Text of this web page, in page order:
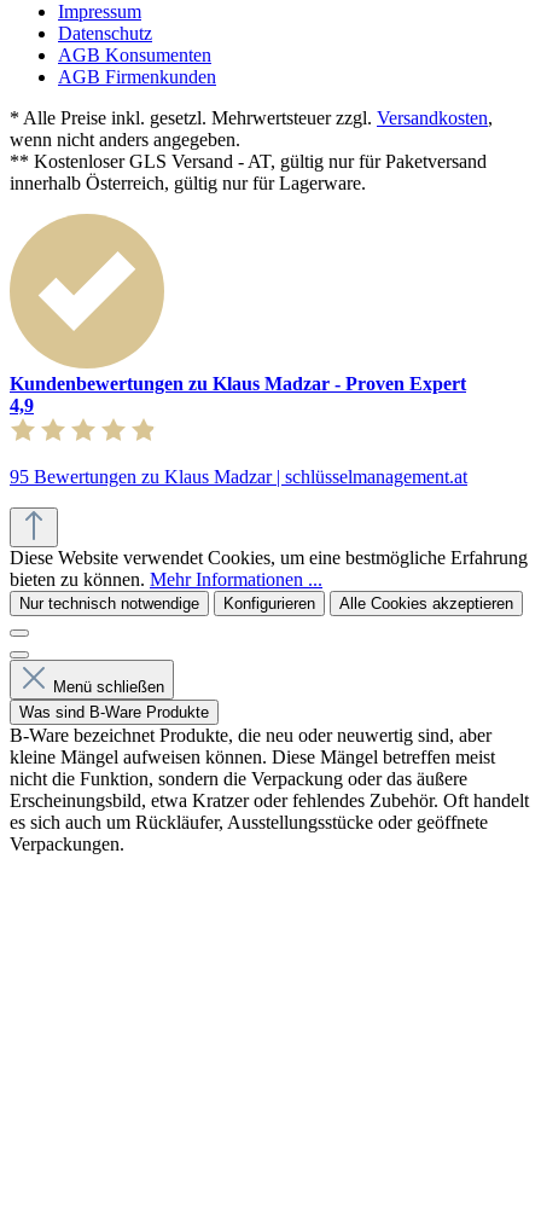
Impressum
Datenschutz
AGB Konsumenten
AGB Firmenkunden
* Alle Preise inkl. gesetzl. Mehrwertsteuer zzgl. Versandkosten,
wenn nicht anders angegeben.
** Kostenloser GLS Versand - AT, gültig nur für Paketversand
innerhalb Österreich, gültig nur für Lagerware.
Kundenbewertungen zu Klaus Madzar - Proven Expert
4,9
95 Bewertungen zu Klaus Madzar | schlüsselmanagement.at
Diese Website verwendet Cookies, um eine bestmögliche Erfahrung
bieten zu können. Mehr Informationen ...
Nur technisch notwendige Konfigurieren Alle Cookies akzeptieren
Menü schließen
Was sind B-Ware Produkte
B-Ware bezeichnet Produkte, die neu oder neuwertig sind, aber
kleine Mängel aufweisen können. Diese Mängel betreffen meist
nicht die Funktion, sondern die Verpackung oder das äußere
Erscheinungsbild, etwa Kratzer oder fehlendes Zubehör. Oft handelt
es sich auch um Rückläufer, Ausstellungsstücke oder geöffnete
Verpackungen.